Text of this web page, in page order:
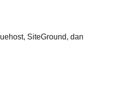
SiteGround, dan